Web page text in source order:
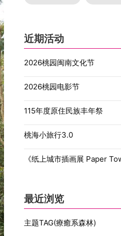
近期活动
2026桃园闽南文化节
2026桃园电影节
115年度原住民族丰年祭
桃海小旅行3.0
最近浏览
主题TAG(療癒系森林)